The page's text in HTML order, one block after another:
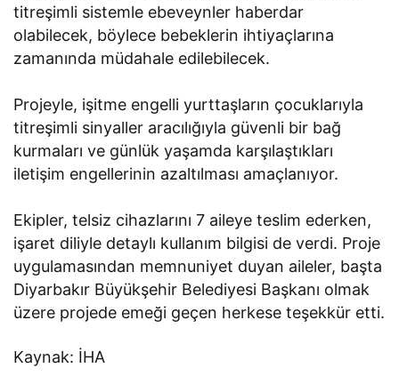
titreşimli sistemle ebeveynler haberdar
olabilecek, böylece bebeklerin ihtiyaçlarına
zamanında müdahale edilebilecek.
Projeyle, işitme engelli yurttaşların çocuklarıyla
titreşimli sinyaller aracılığıyla güvenli bir bağ
kurmaları ve günlük yaşamda karşılaştıkları
iletişim engellerinin azaltılması amaçlanıyor.
Ekipler, telsiz cihazlarını 7 aileye teslim ederken,
işaret diliyle detaylı kullanım bilgisi de verdi. Proje
uygulamasından memnuniyet duyan aileler, başta
Diyarbakır Büyükşehir Belediyesi Başkanı olmak
üzere projede emeği geçen herkese teşekkür etti.
Kaynak: İHA